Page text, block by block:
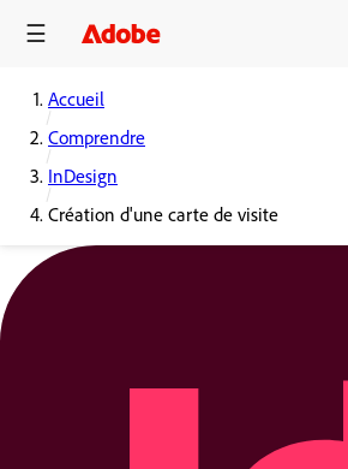
Accueil
Comprendre
InDesign
Création d'une carte de visite